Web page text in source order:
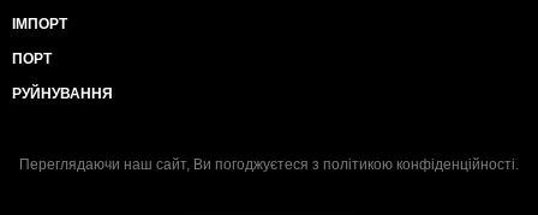
ІМПОРТ
ПОРТ
РУЙНУВАННЯ
Переглядаючи наш сайт, Ви погоджуєтеся з політикою конфіденційності.